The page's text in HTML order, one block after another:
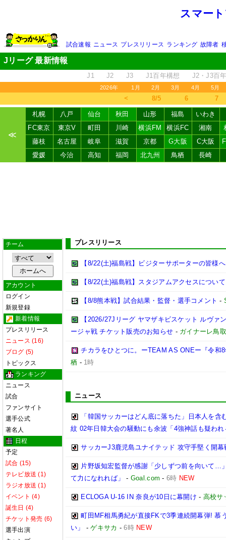
スマー
試合速報 ニュース プレスリリース ランキング 故障者
Jリーグ 最新情報
J1 J2 J3 J1百年構想 J2・J3百
2026年 1月 2月 3月 4月 5月
＜ 8/5 6 7
≪
札幌 八戸 仙台 秋田 山形 福島
いわき
FC東京
東京V 町田 川崎 横浜FM 横浜FC 湘南
藤枝
名古屋 岐阜 滋賀 京都 G大阪 C大阪
愛媛
今治 高知 福岡 北九州 鳥栖 長崎
チーム
アカウント
ログイン
新規登録
新着情報
プレスリリース
ニュース (16)
ブログ (5)
トピックス
ランキング
ニュース
試合
ファンサイト
選手公式
著名人
日程
予定
試合 (15)
テレビ放送 (1)
ラジオ放送 (1)
イベント (4)
誕生日 (4)
チケット発売 (6)
選手出演
プレスリリース
【8/22(土)福島戦】ビジターサポーターの皆様へ
【8/22(土)福島戦】スタジアムアクセスについて
【8/8熊本戦】試合結果・監督・選手コメント -
【2026/27Jリーグ ヤマザキビスケット ルヴ
ージャ戦 チケット販売のお知らせ - ガイナーレ鳥取
チカラをひとつに。ーTEAM AS ONEー『令和
栖 - 1時
ニュース
「韓国サッカーはどん底に落ちた」日本人を
紋 02年日韓大会の騒動にも余波「4強神話も疑われ
サッカーJ3鹿児島ユナイテッド 攻守手堅く開
片野坂知宏監督が感謝「少しずつ前を向いて…
て力になれれば」
- Goal.com - 6時 NEW
ECLOGA U-16 IN 奈良が10日に幕開け - 高校サ
町田MF相馬勇紀が直接FKで3季連続開幕弾! 慕
い」
-ゲキサカ -6時 NEW